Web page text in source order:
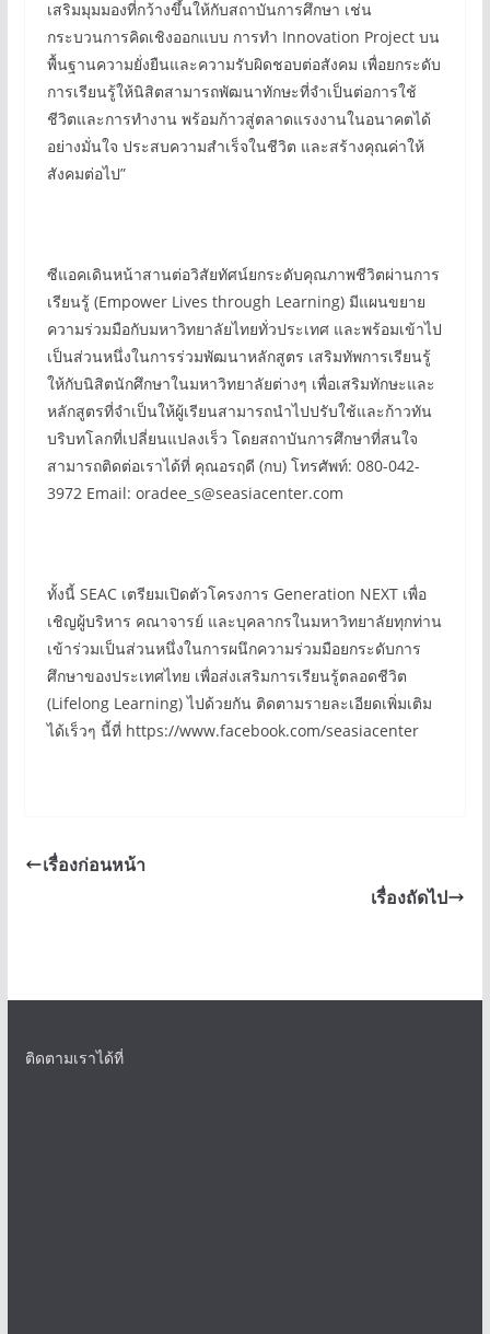
เสริมมุมมองที่กว้างขึ้นให้กับสถาบันการศึกษา เช่น
กระบวนการคิดเชิงออกแบบ การทำ Innovation Project บน
พื้นฐานความยั่งยืนและความรับผิดชอบต่อสังคม เพื่อยกระดับ
การเรียนรู้ให้นิสิตสามารถพัฒนาทักษะที่จำเป็นต่อการใช้
ชีวิตและการทำงาน พร้อมก้าวสู่ตลาดแรงงานในอนาคตได้
อย่างมั่นใจ ประสบความสำเร็จในชีวิต และสร้างคุณค่าให้
สังคมต่อไป”
ซีแอคเดินหน้าสานต่อวิสัยทัศน์ยกระดับคุณภาพชีวิตผ่านการ
เรียนรู้ (Empower Lives through Learning) มีแผนขยาย
ความร่วมมือกับมหาวิทยาลัยไทยทั่วประเทศ และพร้อมเข้าไป
เป็นส่วนหนึ่งในการร่วมพัฒนาหลักสูตร เสริมทัพการเรียนรู้
ให้กับนิสิตนักศึกษาในมหาวิทยาลัยต่างๆ เพื่อเสริมทักษะและ
หลักสูตรที่จำเป็นให้ผู้เรียนสามารถนำไปปรับใช้และก้าวทัน
บริบทโลกที่เปลี่ยนแปลงเร็ว โดยสถาบันการศึกษาที่สนใจ
สามารถติดต่อเราได้ที่ คุณอรฤดี (กบ) โทรศัพท์: 080-042-
3972 Email: oradee_s@seasiacenter.com
ทั้งนี้ SEAC เตรียมเปิดตัวโครงการ Generation NEXT เพื่อ
เชิญผู้บริหาร คณาจารย์ และบุคลากรในมหาวิทยาลัยทุกท่าน
เข้าร่วมเป็นส่วนหนึ่งในการผนึกความร่วมมือยกระดับการ
ศึกษาของประเทศไทย เพื่อส่งเสริมการเรียนรู้ตลอดชีวิต
(Lifelong Learning) ไปด้วยกัน ติดตามรายละเอียดเพิ่มเติม
ได้เร็วๆ นี้ที่ https://www.facebook.com/seasiacenter
เรื่องก่อนหน้า
เรื่องถัดไป
ติดตามเราได้ที่